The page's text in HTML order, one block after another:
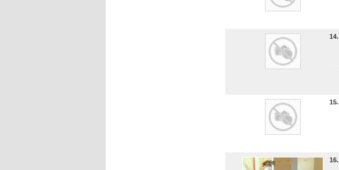
14.
15.
16.